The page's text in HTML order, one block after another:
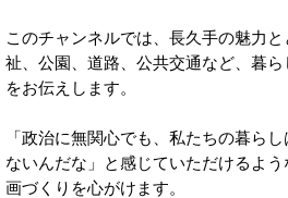
このチャンネルでは、長久手の魅力
祉、公園、道路、公共交通など、暮
をお伝えします。
「政治に無関心でも、私たちの暮ら
ないんだな」と感じていただけるよ
画づくりを心がけます。